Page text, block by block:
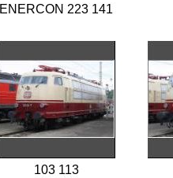
ENERCON 223 141
103 113